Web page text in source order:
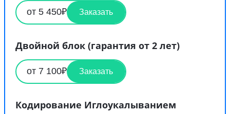
от 5 450₽ Заказать
Двойной блок (гарантия от 2 лет)
от 7 100₽ Заказать
Кодирование Иглоукалыванием